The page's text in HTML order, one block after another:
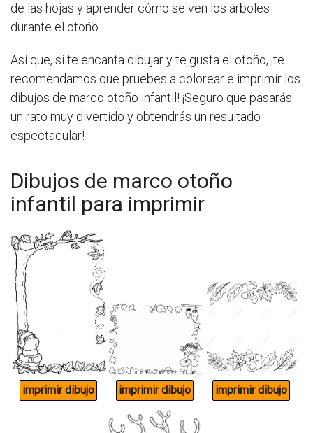
de las hojas y aprender cómo se ven los árboles
durante el otoño.
Así que, si te encanta dibujar y te gusta el otoño, ¡te
recomendamos que pruebes a colorear e imprimir los
dibujos de marco otoño infantil! ¡Seguro que pasarás
un rato muy divertido y obtendrás un resultado
espectacular!
Dibujos de marco otoño
infantil para imprimir